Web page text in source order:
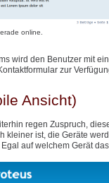
online.
wird den Benutzer mit
zur
Ansicht)
regen Zuspruch,
kleiner ist, die Geräte
auf welchem Gerät